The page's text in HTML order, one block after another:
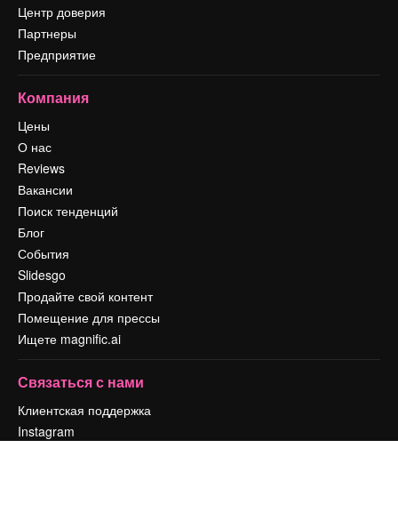
Центр доверия
Партнеры
Предприятие
Компания
Цены
О нас
Reviews
Вакансии
Поиск тенденций
Блог
События
Slidesgo
Продайте свой контент
Помещение для прессы
Ищете magnific.ai
Связаться с нами
Клиентская поддержка
Instagram